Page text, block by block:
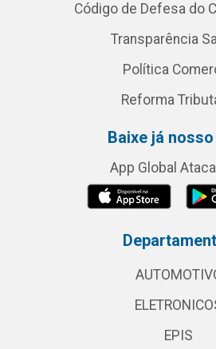
Código de Defesa do
Transparência
Política
Reforma
Baixe já
App Global
EPIS